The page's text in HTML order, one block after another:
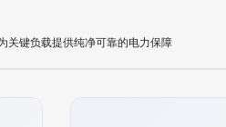
关键负载提供纯净可靠的电力保障